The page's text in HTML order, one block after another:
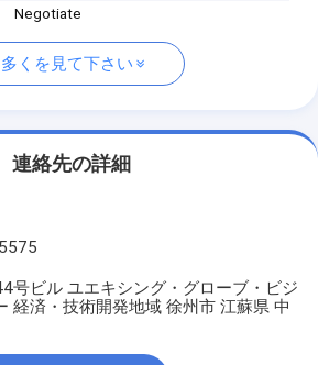
Negotiate
多くを見て下さい
連絡先の詳細
号ビル ユエキシング・グローブ・ビジ
経済・技術開発地域 徐州市 江蘇県 中